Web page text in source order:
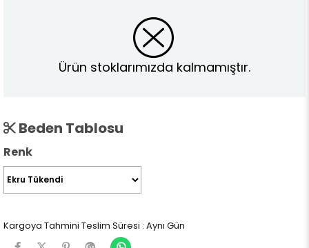
Ürün stoklarımızda kalmamıştır.
Beden Tablosu
Renk
Kargoya Tahmini Teslim Süresi : Aynı Gün